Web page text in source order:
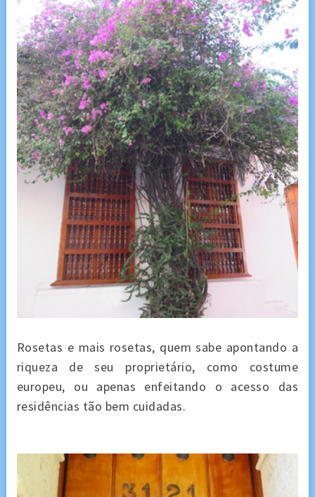
Rosetas e mais rosetas, quem sabe apontando a
riqueza de seu proprietário, como costume
europeu, ou apenas enfeitando o acesso das
residências tão bem cuidadas.